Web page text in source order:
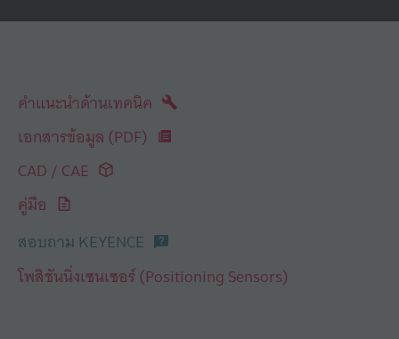
คำแนะนำด้านเทคนิค
เอกสารข้อมูล (PDF)
CAD / CAE
คู่มือ
สอบถาม KEYENCE
โพสิชันนิ่งเซนเซอร์ (Positioning Sensors)